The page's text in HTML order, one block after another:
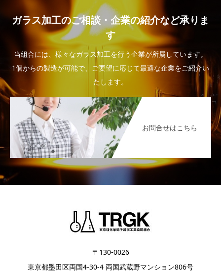
ガラス加工のご相談・企業の紹介など承りま
す
当組合には、様々なガラス加工を行う企業が所属しています。
1個からの製造が可能で、ご要望に応じて最適な企業をご紹介い
たします。
お問合せはこちら
〒130-0026
東京都墨田区両国4-30-4 両国武蔵野マンション806号